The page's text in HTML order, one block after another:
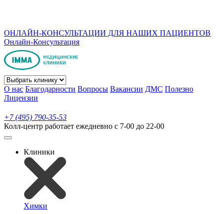
ОНЛАЙН-КОНСУЛЬТАЦИИ ДЛЯ НАШИХ ПАЦИЕНТОВ
Онлайн-Консультация
О нас Благодарности Вопросы Вакансии ДМС Полезно
Лицензии
+7 (495) 790-35-53
Колл-центр работает ежедневно с 7-00 до 22-00
Клиники
Химки